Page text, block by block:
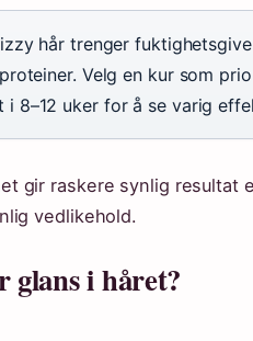
hår trenger
Velg en kur som
i 8–12 uker for å se varig
gir raskere synlig resultat
vedlikehold.
glans i håret?